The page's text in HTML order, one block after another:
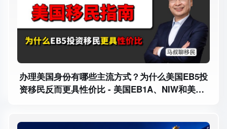
办理美国身份有哪些主流方式？为什么美国EB5投
资移民反而更具性价比 - 美国EB1A、NIW和美国